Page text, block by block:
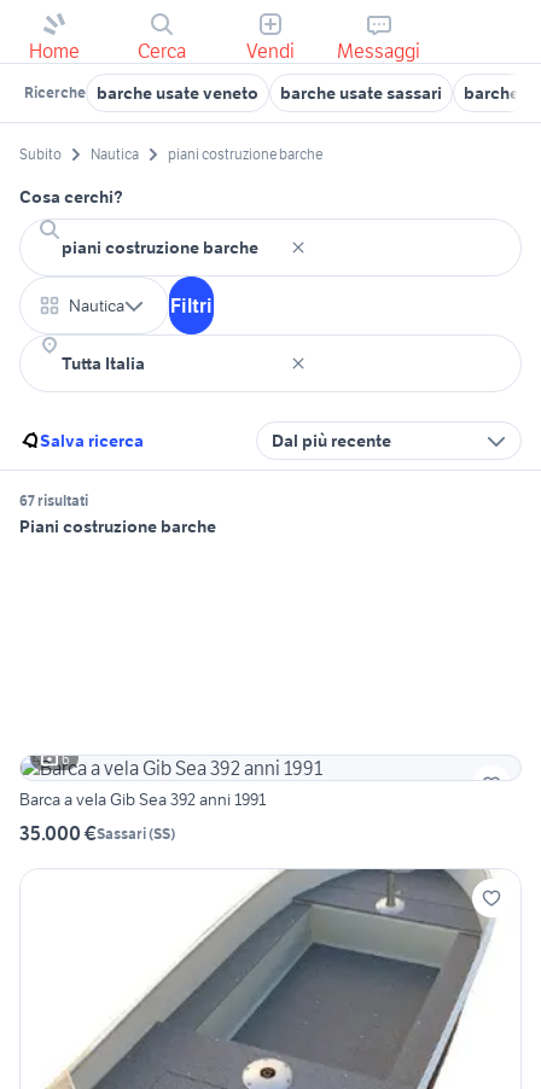
Home Cerca Vendi Messaggi
Ricerche barche usate veneto barche usate sassari barche
Subito Nautica piani costruzione barche
Cosa cerchi?
Nautica Filtri
Salva ricerca Dal più recente
67 risultati
Piani costruzione barche
6
Barca a vela Gib Sea 392 anni 1991
35.000 €Sassari(SS)